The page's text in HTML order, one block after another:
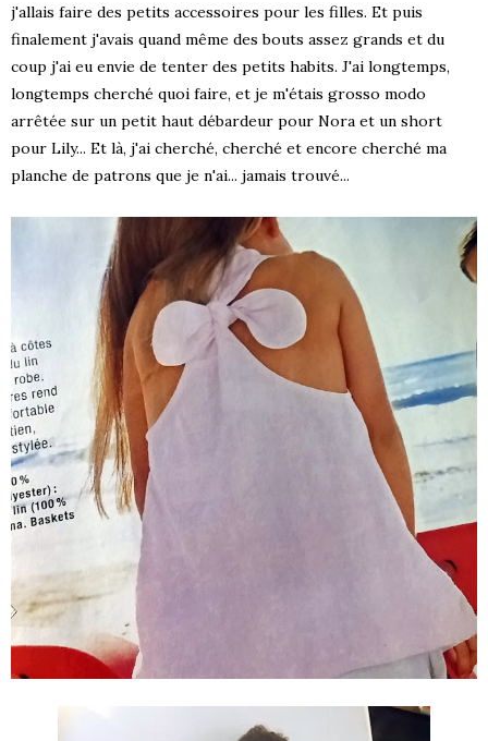
j'allais faire des petits accessoires pour les filles. Et puis
finalement j'avais quand même des bouts assez grands et du
coup j'ai eu envie de tenter des petits habits. J'ai longtemps,
longtemps cherché quoi faire, et je m'étais grosso modo
arrêtée sur un petit haut débardeur pour Nora et un short
pour Lily... Et là, j'ai cherché, cherché et encore cherché ma
planche de patrons que je n'ai... jamais trouvé...